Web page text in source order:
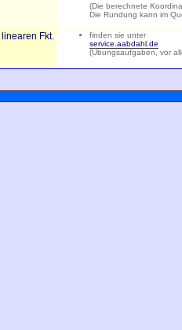
(Die berechnete
Die Rundung kann im
linearen Fkt.
finden sie unter
service.aabdahl.de
(Übungsaufgaben, vor